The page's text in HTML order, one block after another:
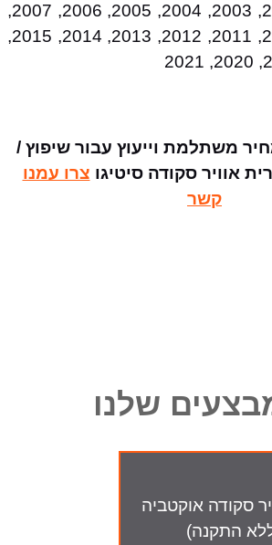
2000, 2001, 2002, 2003, 2004, 2005, 2006, 2007,
2008, 2009, 2010, 2011, 2012, 2013, 2014, 2015,
משתלמת וייעוץ עבור שיפוץ /
אוויר סקודה סיטיגו צרו עמנו
קשר
שלנו
סקודה אוקטביה